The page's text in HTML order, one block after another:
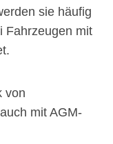
sie häufig
Fahrzeugen mit
von
mit AGM-